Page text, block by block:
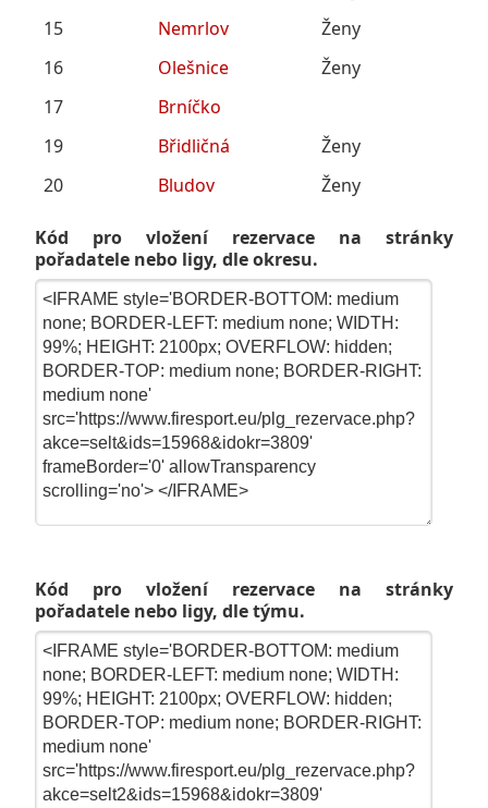
15
Nemrlov
Ženy
16
Olešnice
Ženy
17
Brníčko
19
Břidličná
Ženy
20
Bludov Ženy
Kód pro vložení rezervace na stránky
pořadatele nebo ligy, dle okresu.
Kód pro vložení rezervace na stránky
pořadatele nebo ligy, dle týmu.